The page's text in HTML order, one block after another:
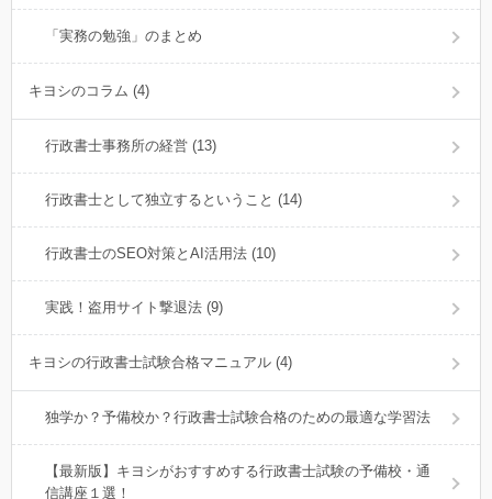
「実務の勉強」のまとめ
キヨシのコラム (4)
行政書士事務所の経営 (13)
行政書士として独立するということ (14)
行政書士のSEO対策とAI活用法 (10)
実践！盗用サイト撃退法 (9)
キヨシの行政書士試験合格マニュアル (4)
独学か？予備校か？行政書士試験合格のための最適な学習法
【最新版】キヨシがおすすめする行政書士試験の予備校・通
信講座１選！